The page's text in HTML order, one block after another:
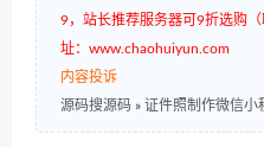
9，站长推荐服务器可9折选购
址：www.chaohuiyun.com
内容投诉
源码搜源码 » 证件照制作微信小